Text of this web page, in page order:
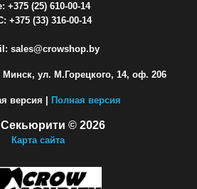
+375 (25) 610-00-14
+375 (33) 316-00-14
sales@crowshop.by
Минск, ул. М.Горецкого, 14, оф. 206
версия | Полная версия
Секьюрити © 2026
Карта сайта